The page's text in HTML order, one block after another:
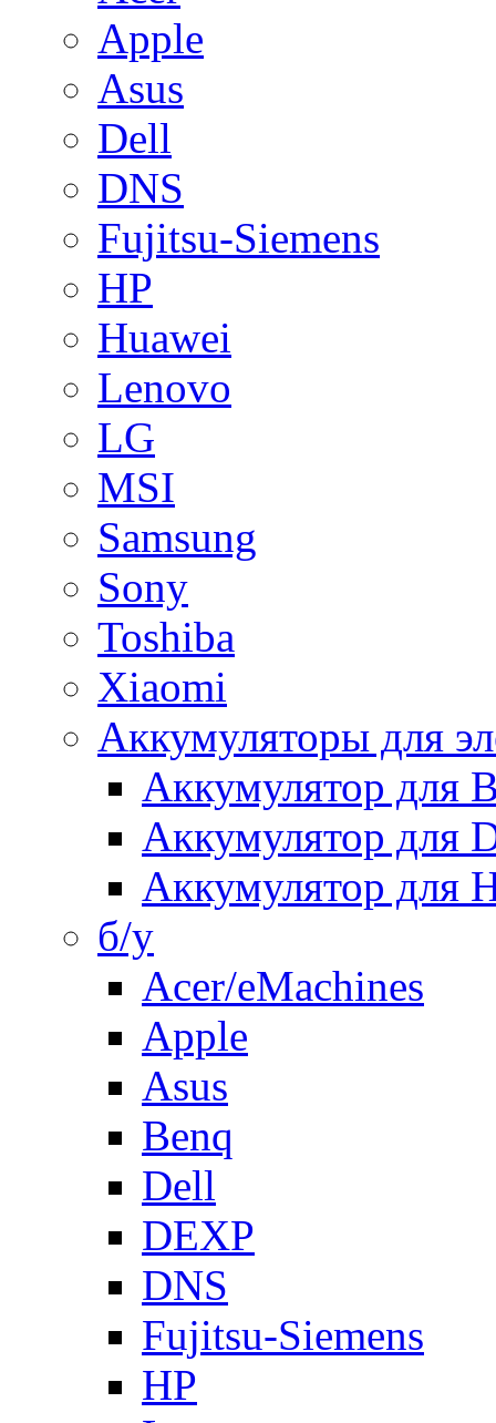
Apple
Asus
Dell
DNS
Fujitsu-Siemens
HP
Huawei
Lenovo
LG
MSI
Samsung
Sony
Toshiba
Xiaomi
Аккумуляторы для
Аккумулятор для
Аккумулятор для
Аккумулятор для
б/у
Acer/eMachines
Apple
Asus
Benq
Dell
DEXP
DNS
Fujitsu-Siemens
HP